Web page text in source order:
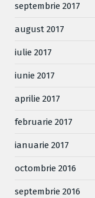
septembrie 2017
august 2017
iulie 2017
iunie 2017
aprilie 2017
februarie 2017
ianuarie 2017
octombrie 2016
septembrie 2016